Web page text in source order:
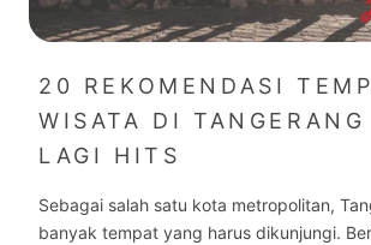
20 REKOMENDASI
WISATA DI TANGERANG
LAGI HITS
Sebagai salah satu kota metropolitan,
banyak tempat yang harus dikunjungi.